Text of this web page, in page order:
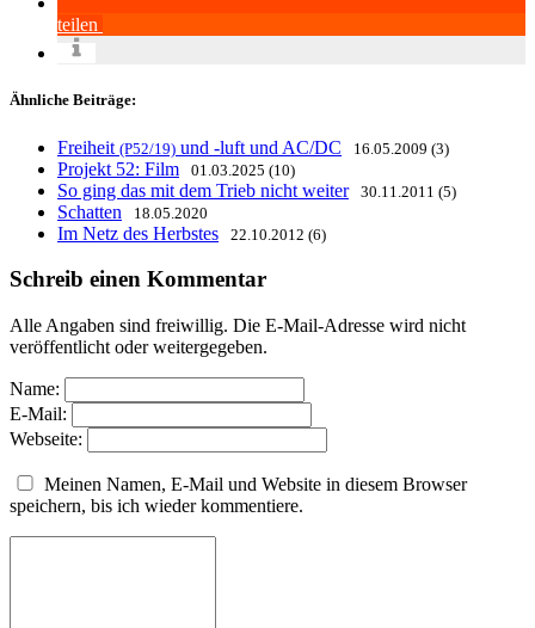
teilen
Ähnliche Beiträge:
Freiheit (P52/19) und -luft und AC/DC 16.05.2009 (3)
Projekt 52: Film 01.03.2025 (10)
So ging das mit dem Trieb nicht weiter 30.11.2011 (5)
Schatten 18.05.2020
Im Netz des Herbstes 22.10.2012 (6)
Schreib einen Kommentar
Alle Angaben sind freiwillig. Die E-Mail-Adresse wird nicht
veröffentlicht oder weitergegeben.
Name:
E-Mail:
Webseite:
Meinen Namen, E-Mail und Website in diesem Browser
speichern, bis ich wieder kommentiere.